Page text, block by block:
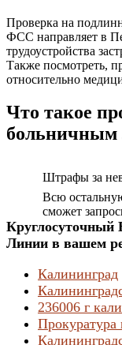
Проверка на
ФСС направляет в
трудоустройства
Также посмотреть,
относительно
Что такое
больничным
Штрафы за
Всю
сможет
Круглосуточный
Линии в вашем
Калининград
236006 г
Прокуратура